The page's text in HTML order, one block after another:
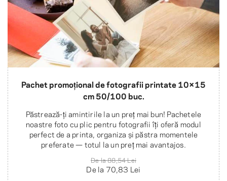
Pachet promoțional de fotografii printate 10×15
cm 50/100 buc.
Păstrează-ți amintirile la un preț mai bun! Pachetele
noastre foto cu plic pentru fotografii îți oferă modul
perfect de a printa, organiza și păstra momentele
preferate — totul la un preț mai avantajos.
De la88,54 Lei
De la 70,83 Lei